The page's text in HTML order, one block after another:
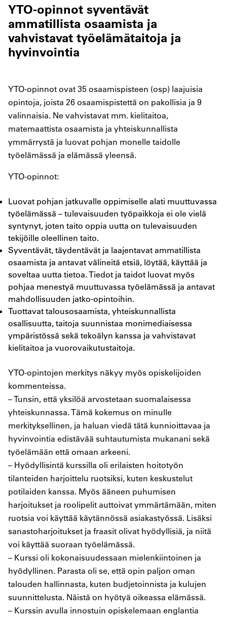
YTO-opinnot syventävät
ammatillista osaamista ja
vahvistavat työelämätaitoja ja
hyvinvointia
YTO-opinnot ovat 35 osaamispisteen (osp) laajuisia
opintoja, joista 26 osaamispistettä on pakollisia ja 9
valinnaisia. Ne vahvistavat mm. kielitaitoa,
matemaattista osaamista ja yhteiskunnallista
ymmärrystä ja luovat pohjan monelle taidolle
työelämässä ja elämässä yleensä.
YTO-opinnot:
Luovat pohjan jatkuvalle oppimiselle alati muuttuvassa
työelämässä – tulevaisuuden työpaikkoja ei ole vielä
syntynyt, joten taito oppia uutta on tulevaisuuden
tekijöille oleellinen taito.
Syventävät, täydentävät ja laajentavat ammatillista
osaamista ja antavat välineitä etsiä, löytää, käyttää ja
soveltaa uutta tietoa. Tiedot ja taidot luovat myös
pohjaa menestyä muuttuvassa työelämässä ja antavat
mahdollisuuden jatko-opintoihin.
Tuottavat talousosaamista, yhteiskunnallista
osallisuutta, taitoja suunnistaa monimediaisessa
ympäristössä sekä tekoälyn kanssa ja vahvistavat
kielitaitoa ja vuorovaikutustaitoja.
YTO-opintojen merkitys näkyy myös opiskelijoiden
kommenteissa.
– Tunsin, että yksilöä arvostetaan suomalaisessa
yhteiskunnassa. Tämä kokemus on minulle
merkityksellinen, ja haluan viedä tätä kunnioittavaa ja
hyvinvointia edistävää suhtautumista mukanani sekä
työelämään että omaan arkeeni.
– Hyödyllisintä kurssilla oli erilaisten hoitotyön
tilanteiden harjoittelu ruotsiksi, kuten keskustelut
potilaiden kanssa. Myös ääneen puhumisen
harjoitukset ja roolipelit auttoivat ymmärtämään, miten
ruotsia voi käyttää käytännössä asiakastyössä. Lisäksi
sanastoharjoitukset ja fraasit olivat hyödyllisiä, ja niitä
voi käyttää suoraan työelämässä.
– Kurssi oli kokonaisuudessaan mielenkiintoinen ja
hyödyllinen. Parasta oli se, että opin paljon oman
talouden hallinnasta, kuten budjetoinnista ja kulujen
suunnittelusta. Näistä on hyötyä oikeassa elämässä.
– Kurssin avulla innostuin opiskelemaan englantia